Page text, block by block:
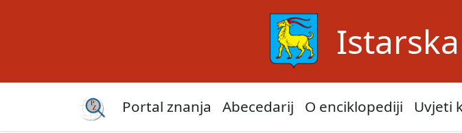
Portal znanja Abecedarij O enciklopediji Uvjeti